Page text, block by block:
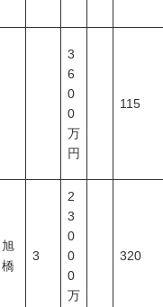
3
6
0
0
万
円
115
旭
橋
3
2
3
0
0
0
万
320